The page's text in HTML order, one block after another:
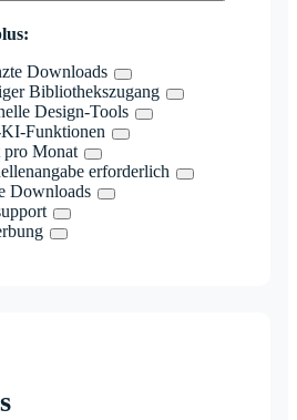
Downloads
Bibliothekszugang
Design-Tools
Funktionen
pro Monat
erforderlich
Downloads